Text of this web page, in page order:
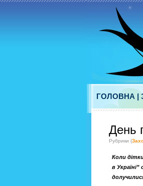
ГОЛОВНА |
День
Рубрики (
Коли
в